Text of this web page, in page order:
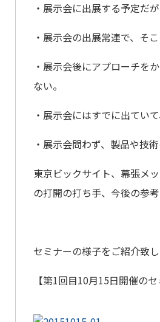
・展示会に出展する予定だ
・展示会の出展常連で、そ
・展示会後にアプローチを
ない。
・展示会にはすでに出てい
・展示会問わず、製品や技
東京ビックサイト、幕張メ
の打開の打ち手、今後の参
セミナーの様子をご紹介致し
【第1回目10月15日開催のセ